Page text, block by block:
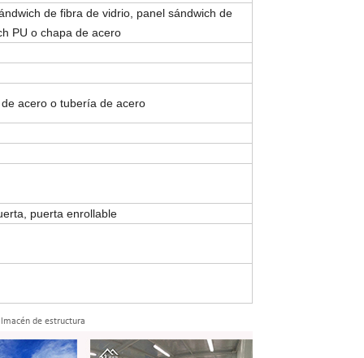
de fibra de vidrio, panel sándwich de
PU o chapa de acero
acero o tubería de acero
puerta enrollable
de estructura